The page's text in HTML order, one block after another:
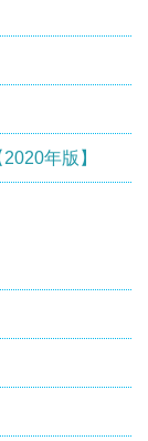
年版】